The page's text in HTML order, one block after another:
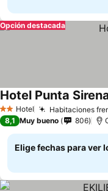
Opción destacada
2 Estrellas
Hotel Habitaciones
Hotel Punta
8,1 Muy bueno 806
Elige fechas para ver